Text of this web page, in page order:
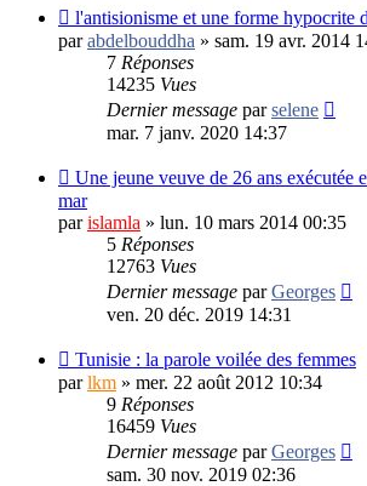
l'antisionisme et une forme hypocrite
parabdelbouddha » sam. 19 avr. 2014
7 Réponses
14235 Vues
Dernier message parselene
mar. 7 janv. 2020 14:37
Une jeune veuve de 26 ans exécutée
mar
parislamla » lun. 10 mars 2014 00:35
5 Réponses
12763 Vues
Dernier message parGeorges
ven. 20 déc. 2019 14:31
Tunisie : la parole voilée des femmes
parlkm » mer. 22 août 2012 10:34
9 Réponses
16459 Vues
Dernier message parGeorges
sam. 30 nov. 2019 02:36